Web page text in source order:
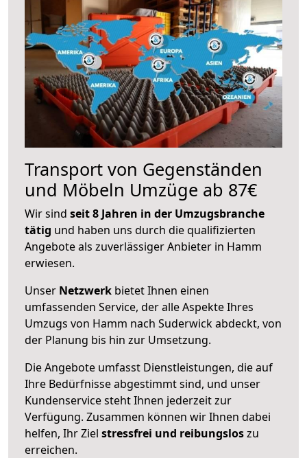
Transport von Gegenständen
und Möbeln Umzüge ab 87€
Wir sind seit 8 Jahren in der Umzugsbranche
tätig und haben uns durch die qualifizierten
Angebote als zuverlässiger Anbieter in Hamm
erwiesen.
Unser Netzwerk bietet Ihnen einen
umfassenden Service, der alle Aspekte Ihres
Umzugs von Hamm nach Suderwick abdeckt, von
der Planung bis hin zur Umsetzung.
Die Angebote umfasst Dienstleistungen, die auf
Ihre Bedürfnisse abgestimmt sind, und unser
Kundenservice steht Ihnen jederzeit zur
Verfügung. Zusammen können wir Ihnen dabei
helfen, Ihr Ziel stressfrei und reibungsloszu
erreichen.